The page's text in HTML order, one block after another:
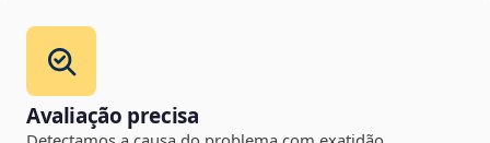
Avaliação precisa